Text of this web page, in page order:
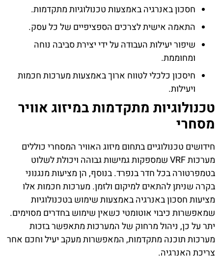
חסכון באנרגיה באמצעות טכנולוגיות מתקדמות.
התאמה אישית לצרכים הספציפיים של כל עסק.
שיפור יעילות העבודה על ידי יצירת סביבה נוחה
ומחוממת.
חיסכון כלכלי לטווח ארוך באמצעות מערכות חכמות
ויעילות.
טכנולוגיות מתקדמות במיזוג אוויר
מסחרי
חידושים טכנולוגיים בתחום מיזוג האוויר המסחריכוללים
מערכות VRF שמספקות גמישות גבוהה ויכולת לשלוט
בטמפרטורה בכל חדר בנפרד. בנוסף, הן מציעות מנגנוני
בקרה שניתן להתאים למיקום ולזמן. מערכות חכמות אלו
מציעות חסכון באנרגיה באמצעות שימוש בטכנולוגיות
שמאפשרות כיבוי אוטומטי כשאין שימוש בחדרים מסוימים.
יתר על כן, ניהול מרחוק של המערכות מתאפשר בזכות
מערכות תוכנה מתקדמות, המאפשרות מעקב יעיל וחכם אחר
צריכת האנרגיה.